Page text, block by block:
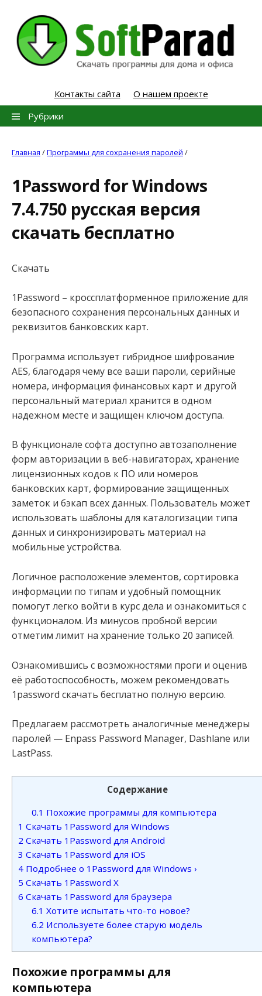
content
Контакты сайта
О нашем проекте
Рубрики
Главная /Программы для сохранения паролей /
1Password for Windows
7.4.750 русская версия
скачать бесплатно
Скачать
1Password – кроссплатформенное приложение для
безопасного сохранения персональных данных и
реквизитов банковских карт.
Программа использует гибридное шифрование
AES, благодаря чему все ваши пароли, серийные
номера, информация финансовых карт и другой
персональный материал хранится в одном
надежном месте и защищен ключом доступа.
В функционале софта доступно автозаполнение
форм авторизации в веб-навигаторах, хранение
лицензионных кодов к ПО или номеров
банковских карт, формирование защищенных
заметок и бэкап всех данных. Пользователь может
использовать шаблоны для каталогизации типа
данных и синхронизировать материал на
мобильные устройства.
Логичное расположение элементов, сортировка
информации по типам и удобный помощник
помогут легко войти в курс дела и ознакомиться с
функционалом. Из минусов пробной версии
отметим лимит на хранение только 20 записей.
Ознакомившись с возможностями проги и оценив
её работоспособность, можем рекомендовать
1password скачать бесплатно полную версию.
Предлагаем рассмотреть аналогичные менеджеры
паролей — Enpass Password Manager, Dashlane или
LastPass.
Содержание
0.1 Похожие программы для компьютера
1 Скачать 1Password для Windows
2 Скачать 1Password для Android
3 Скачать 1Password для iOS
4 Подробнее о 1Password для Windows ›
5 Скачать 1Password X
6 Скачать 1Password для браузера
6.1 Хотите испытать что-то новое?
6.2 Используете более старую модель
компьютера?
Похожие программы для
компьютера